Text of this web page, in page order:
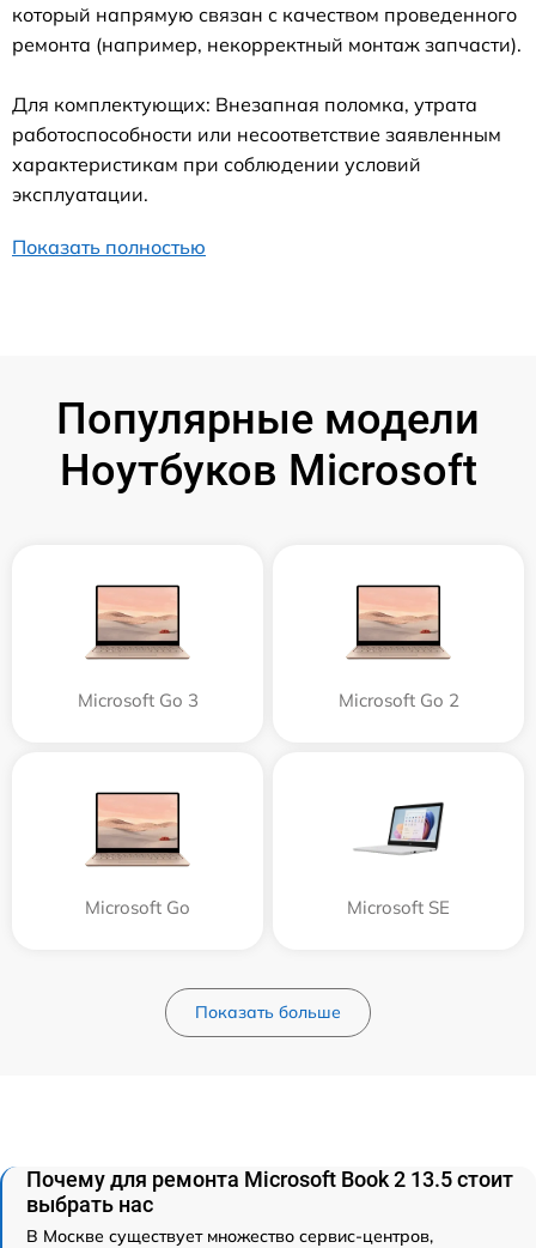
который напрямую связан с качеством проведенного
ремонта (например, некорректный монтаж запчасти).
Для комплектующих: Внезапная поломка, утрата
работоспособности или несоответствие заявленным
характеристикам при соблюдении условий
эксплуатации.
Показать полностью
Популярные модели
Ноутбуков Microsoft
Microsoft Go 3 Microsoft Go 2
Microsoft Go Microsoft SE
Показать больше
Почему для ремонта Microsoft Book 2 13.5 стоит
выбрать нас
В Москве существует множество сервис-центров,